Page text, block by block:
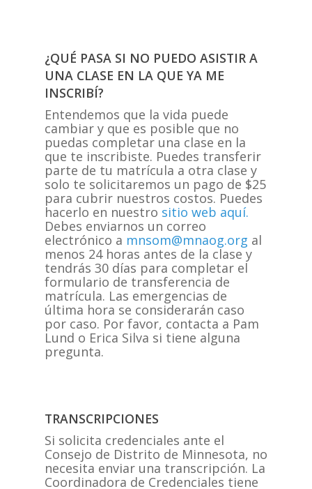
¿QUÉ PASA SI NO PUEDO ASISTIR A
UNA CLASE EN LA QUE YA ME
INSCRIBÍ?
Entendemos que la vida puede
cambiar y que es posible que no
puedas completar una clase en la
que te inscribiste. Puedes transferir
parte de tu matrícula a otra clase y
solo te solicitaremos un pago de $25
para cubrir nuestros costos. Puedes
hacerlo en nuestro sitio web aquí.
Debes enviarnos un correo
electrónico a mnsom@mnaog.org al
menos 24 horas antes de la clase y
tendrás 30 días para completar el
formulario de transferencia de
matrícula. Las emergencias de
última hora se considerarán caso
por caso. Por favor, contacta a Pam
Lund o Erica Silva si tiene alguna
pregunta.
TRANSCRIPCIONES
Si solicita credenciales ante el
Consejo de Distrito de Minnesota, no
necesita enviar una transcripción. La
Coordinadora de Credenciales tiene